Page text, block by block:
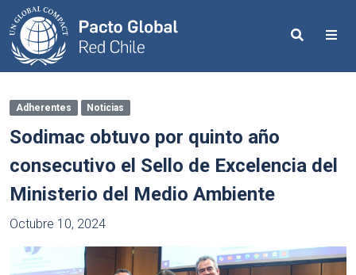
Search
Adherentes Noticias
Sodimac obtuvo por quinto año
consecutivo el Sello de Excelencia del
Ministerio del Medio Ambiente
Octubre 10, 2024